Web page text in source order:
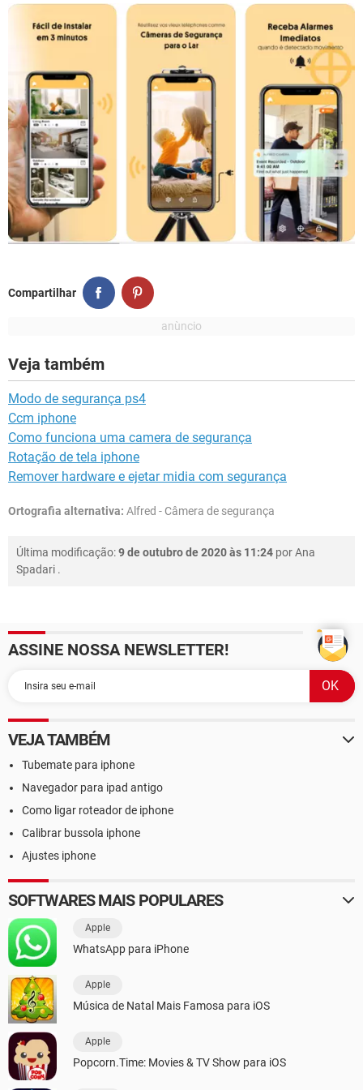
Compartilhar
Veja também
Modo de segurança ps4
Ccm iphone
Como funciona uma camera de segurança
Rotação de tela iphone
Remover hardware e ejetar midia com segurança
Ortografia alternativa: Alfred - Câmera de segurança
Última modificação:9 de outubro de 2020 às 11:24 porAna
Spadari .
ASSINE NOSSA NEWSLETTER!
VEJA TAMBÉM
Tubemate para iphone
Navegador para ipad antigo
Como ligar roteador de iphone
Calibrar bussola iphone
Ajustes iphone
SOFTWARES MAIS POPULARES
Apple
WhatsApp para iPhone
Apple
Música de Natal Mais Famosa para iOS
Apple
Popcorn.Time: Movies & TV Show para iOS